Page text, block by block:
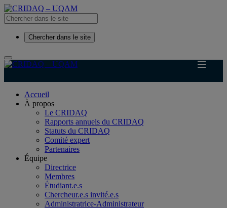
Chercher dans le site
Accueil
À propos
Le CRIDAQ
Rapports annuels du CRIDAQ
Statuts du CRIDAQ
Comité expert
Partenaires
Équipe
Directrice
Membres
Étudiant.e.s
Chercheur.e.s invité.e.s
Administratrice-Administrateur